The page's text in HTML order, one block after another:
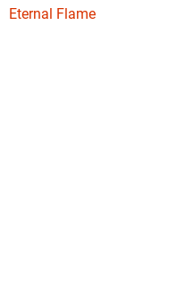
Eternal Flame